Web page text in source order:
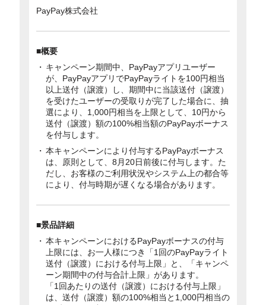
PayPay株式会社
■概要
キャンペーン期間中、PayPayアプリユーザー
が、PayPayアプリでPayPayライトを100円相当
以上送付（譲渡）し、期間中に当該送付（譲渡）
を受けたユーザーの受取りが完了した場合に、抽
選により、1,000円相当を上限として、10円から
送付（譲渡）額の100%相当額のPayPayボーナス
を付与します。
本キャンペーンにより付与するPayPayボーナス
は、原則として、8月20日前後に付与します。た
だし、お客様のご利用状況やシステム上の都合等
により、付与時期が遅くなる場合があります。
■景品詳細
本キャンペーンにおけるPayPayボーナスの付与
上限には、お一人様につき「1回のPayPayライト
送付（譲渡）における付与上限」と、「キャンペ
ーン期間中の付与合計上限」があります。
「1回あたりの送付（譲渡）における付与上限」
は、送付（譲渡）額の100%相当と1,000円相当の